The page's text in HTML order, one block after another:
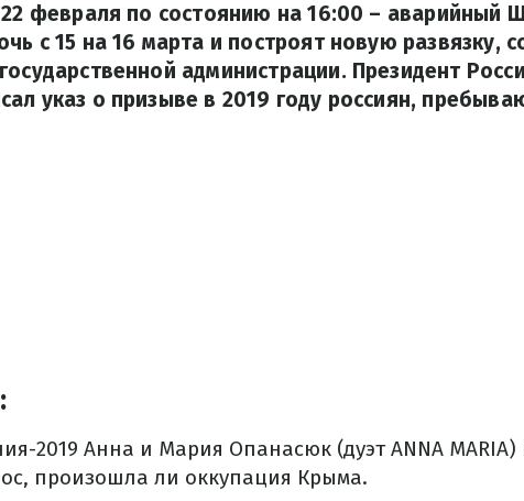
22 февраля по состоянию на 16:00 – аварийный
с 15 на 16 марта и построят новую развязку,
администрации. Президент
указ о призыве в 2019 году россиян,
2019 Анна и Мария Опанасюк (дуэт ANNA MARIA)
произошла ли оккупация Крыма.